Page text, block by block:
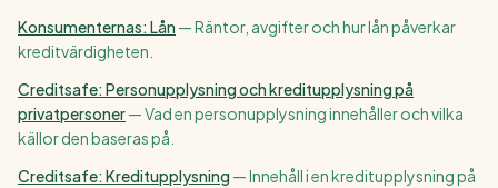
Konsumenternas: Lån —Räntor, avgifter och hur lån påverkar
kreditvärdigheten.
Creditsafe: Personupplysning och kreditupplysning på
privatpersoner—Vad en personupplysning innehåller och vilka
källor den baseras på.
Creditsafe: Kreditupplysning —Innehåll i en kreditupplysning på